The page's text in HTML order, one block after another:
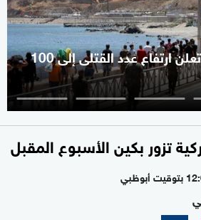
أزمة سبتة.. إسبانيا تعلن ارتفاع عدد القتلى إلى 100
تزور بكين الأسبوع المقبل